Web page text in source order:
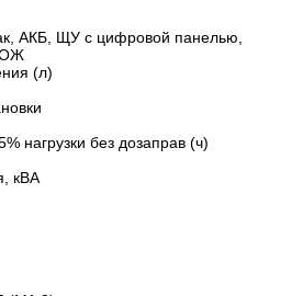
АКБ, ЩУ с цифровой панелью,
ОЖ
(л)
нагрузки без дозаправ (ч)
кВА